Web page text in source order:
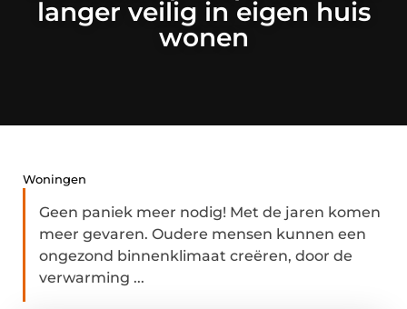
langer veilig in eigen huis
wonen
Woningen
Geen paniek meer nodig! Met de jaren komen
meer gevaren. Oudere mensen kunnen een
ongezond binnenklimaat creëren, door de
verwarming ...